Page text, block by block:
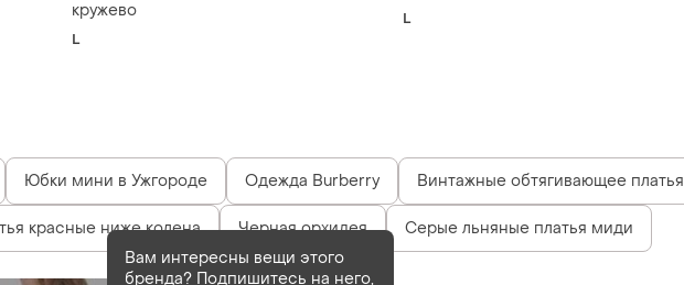
кружево
L
L
Юбки мини в Ужгороде Одежда Burberry Винтажные обтягивающее платья
красные ниже колена Черная орхидея Серые льняные платья миди
Вам интересны вещи этого
бренда? Подпишитесь на него,